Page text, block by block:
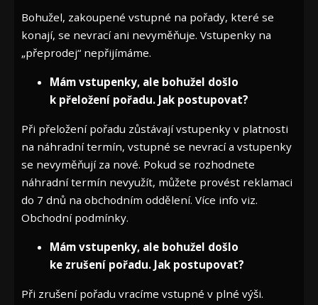
Bohužel, zakoupené vstupné na pořady, které se
konají, se nevrací ani nevyměňuje. Vstupenky na
„přeprodej“ nepřijímáme.
Mám vstupenky, ale bohužel došlo
k přeložení pořadu. Jak postupovat?
Při přeložení pořadu zůstávají vstupenky v platnosti
na náhradní termín, vstupné se nevrací a vstupenky
se nevyměňují za nové. Pokud se rozhodnete
náhradní termín nevyužít, můžete provést reklamaci
do 7 dnů na obchodním oddělení. Více info viz.
Obchodní podmínky.
Mám vstupenky, ale bohužel došlo
ke zrušení pořadu. Jak postupovat?
Při zrušení pořadu vracíme vstupné v plné výši.